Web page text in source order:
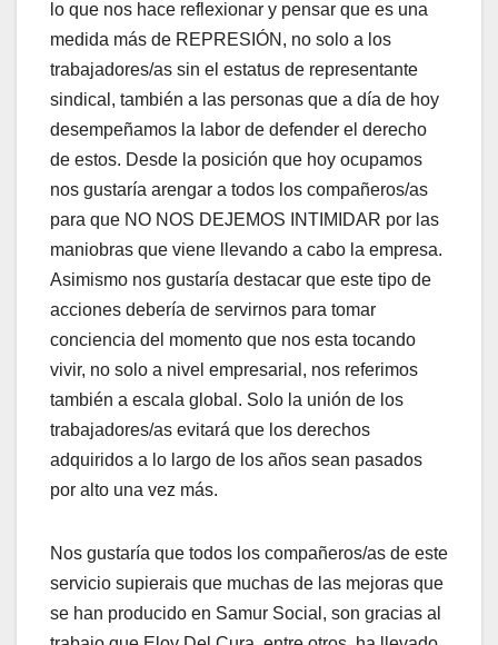
lo que nos hace reflexionar y pensar que es una
medida más de REPRESIÓN, no solo a los
trabajadores/as sin el estatus de representante
sindical, también a las personas que a día de hoy
desempeñamos la labor de defender el derecho
de estos. Desde la posición que hoy ocupamos
nos gustaría arengar a todos los compañeros/as
para que NO NOS DEJEMOS INTIMIDAR por las
maniobras que viene llevando a cabo la empresa.
Asimismo nos gustaría destacar que este tipo de
acciones debería de servirnos para tomar
conciencia del momento que nos esta tocando
vivir, no solo a nivel empresarial, nos referimos
también a escala global. Solo la unión de los
trabajadores/as evitará que los derechos
adquiridos a lo largo de los años sean pasados
por alto una vez más.
Nos gustaría que todos los compañeros/as de este
servicio supierais que muchas de las mejoras que
se han producido en Samur Social, son gracias al